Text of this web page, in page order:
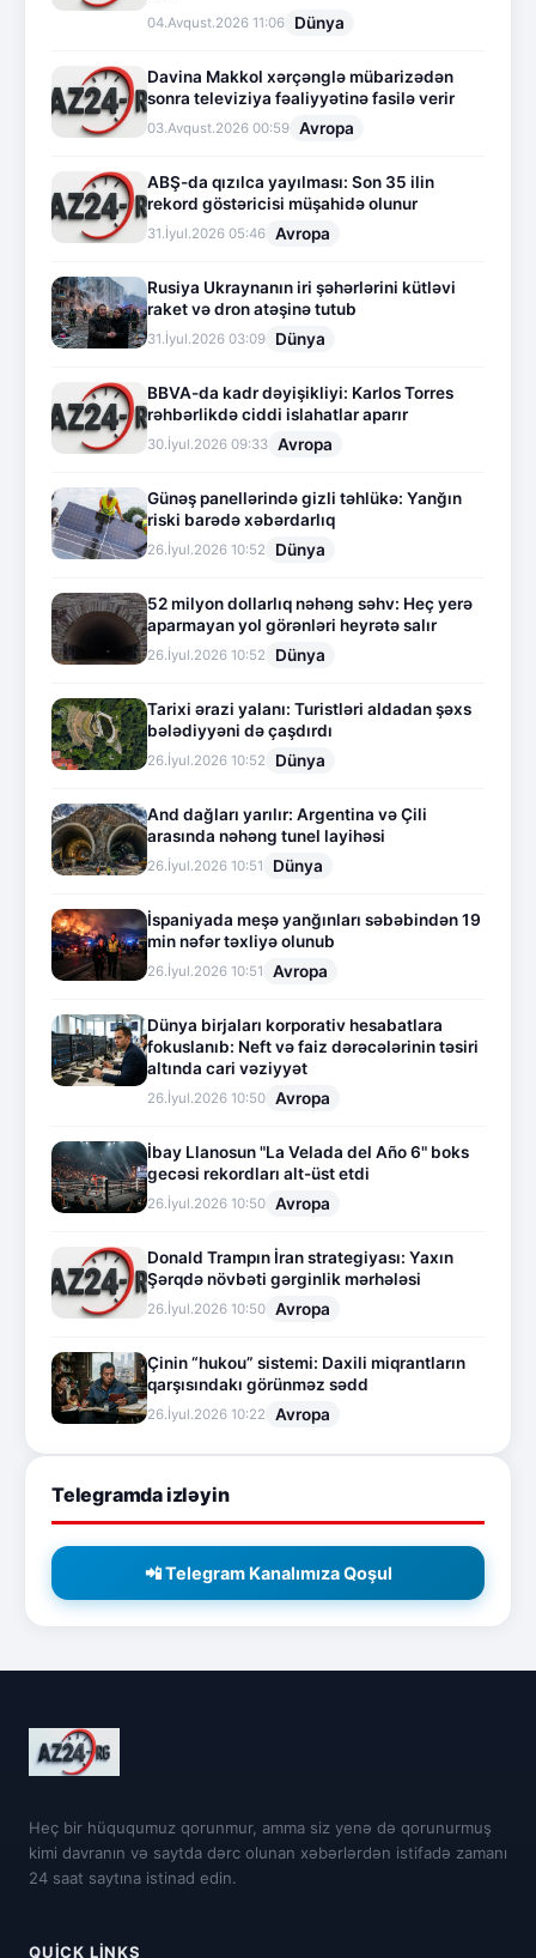
04.Avqust.2026 11:06 Dünya
Davina Makkol xərçənglə mübarizədən
sonra televiziya fəaliyyətinə fasilə verir
03.Avqust.2026 00:59 Avropa
ABŞ-da qızılca yayılması: Son 35 ilin
rekord göstəricisi müşahidə olunur
31.İyul.2026 05:46 Avropa
Rusiya Ukraynanın iri şəhərlərini kütləvi
raket və dron atəşinə tutub
31.İyul.2026 03:09 Dünya
BBVA-da kadr dəyişikliyi: Karlos Torres
rəhbərlikdə ciddi islahatlar aparır
30.İyul.2026 09:33 Avropa
Günəş panellərində gizli təhlükə: Yanğın
riski barədə xəbərdarlıq
26.İyul.2026 10:52 Dünya
52 milyon dollarlıq nəhəng səhv: Heç yerə
aparmayan yol görənləri heyrətə salır
26.İyul.2026 10:52 Dünya
Tarixi ərazi yalanı: Turistləri aldadan şəxs
bələdiyyəni də çaşdırdı
26.İyul.2026 10:52 Dünya
And dağları yarılır: Argentina və Çili
arasında nəhəng tunel layihəsi
26.İyul.2026 10:51 Dünya
İspaniyada meşə yanğınları səbəbindən 19
min nəfər təxliyə olunub
26.İyul.2026 10:51 Avropa
Dünya birjaları korporativ hesabatlara
fokuslanıb: Neft və faiz dərəcələrinin təsiri
altında cari vəziyyət
26.İyul.2026 10:50 Avropa
İbay Llanosun "La Velada del Año 6" boks
gecəsi rekordları alt-üst etdi
26.İyul.2026 10:50 Avropa
Donald Trampın İran strategiyası: Yaxın
Şərqdə növbəti gərginlik mərhələsi
26.İyul.2026 10:50 Avropa
Çinin “hukou” sistemi: Daxili miqrantların
qarşısındakı görünməz sədd
26.İyul.2026 10:22 Avropa
Telegramda izləyin
📲 Telegram Kanalımıza Qoşul
Heç bir hüququmuz qorunmur, amma siz yenə də qorunurmuş
kimi davranın və saytda dərc olunan xəbərlərdən istifadə zamanı
24 saat saytına istinad edin.
QUICK LINKS